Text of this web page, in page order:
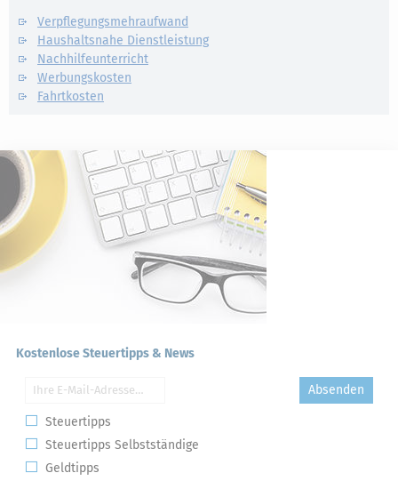
Verpflegungsmehraufwand
Haushaltsnahe Dienstleistung
Nachhilfeunterricht
Werbungskosten
Fahrtkosten
Kostenlose Steuertipps & News
Absenden
Steuertipps
Steuertipps Selbstständige
Geldtipps